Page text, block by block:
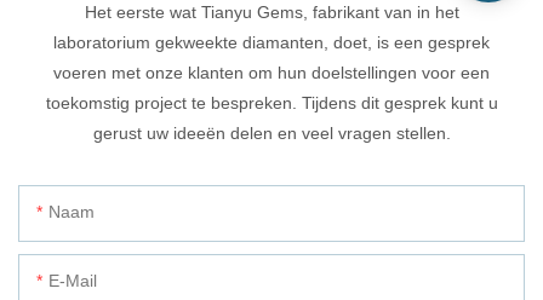
Het eerste wat Tianyu Gems, fabrikant van in het
laboratorium gekweekte diamanten, doet, is een gesprek
voeren met onze klanten om hun doelstellingen voor een
toekomstig project te bespreken. Tijdens dit gesprek kunt u
gerust uw ideeën delen en veel vragen stellen.
Naam
E-Mail